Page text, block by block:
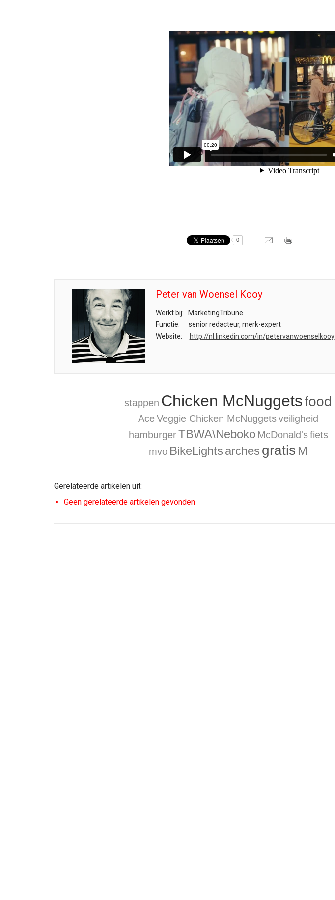
0
Peter van Woensel Kooy
Werkt bij:
MarketingTribune
Functie:
senior redacteur, merk-expert
Website:
http://nl.linkedin.com/in/petervanwoenselkooy
stappen Chicken McNuggetsfood
AceVeggie Chicken McNuggetsveiligheid
hamburgerTBWA\Neboko McDonald'sfiets
mvo BikeLights arches gratis M
Gerelateerde artikelen uit:
Geen gerelateerde artikelen gevonden